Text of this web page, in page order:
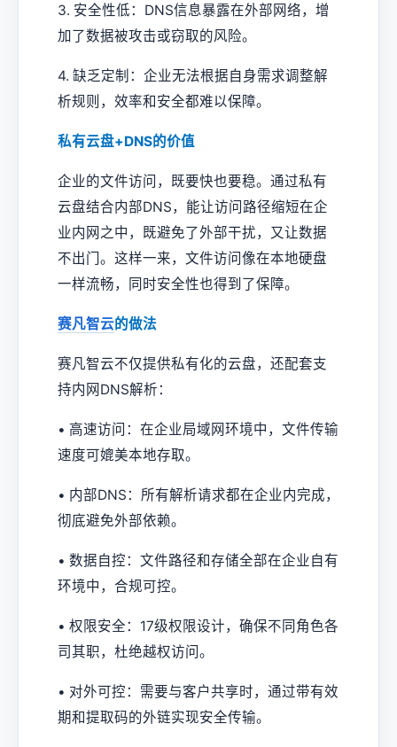
3. 安全性低：DNS信息暴露在外部网络，增
加了数据被攻击或窃取的风险。
4. 缺乏定制：企业无法根据自身需求调整解
析规则，效率和安全都难以保障。
私有云盘+DNS的价值
企业的文件访问，既要快也要稳。通过私有
云盘结合内部DNS，能让访问路径缩短在企
业内网之中，既避免了外部干扰，又让数据
不出门。这样一来，文件访问像在本地硬盘
一样流畅，同时安全性也得到了保障。
赛凡智云的做法
赛凡智云不仅提供私有化的云盘，还配套支
持内网DNS解析：
• 高速访问：在企业局域网环境中，文件传输
速度可媲美本地存取。
• 内部DNS：所有解析请求都在企业内完成，
彻底避免外部依赖。
• 数据自控：文件路径和存储全部在企业自有
环境中，合规可控。
• 权限安全：17级权限设计，确保不同角色各
司其职，杜绝越权访问。
• 对外可控：需要与客户共享时，通过带有效
期和提取码的外链实现安全传输。